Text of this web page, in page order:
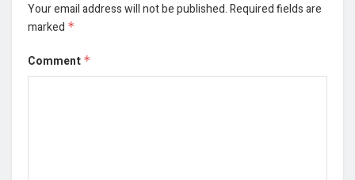
Your email address will not be published.Required fields are
marked *
Comment *